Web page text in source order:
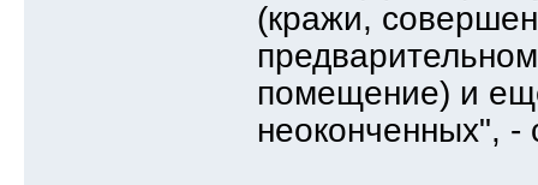
(кражи,
помещение) и
неоконченных", -